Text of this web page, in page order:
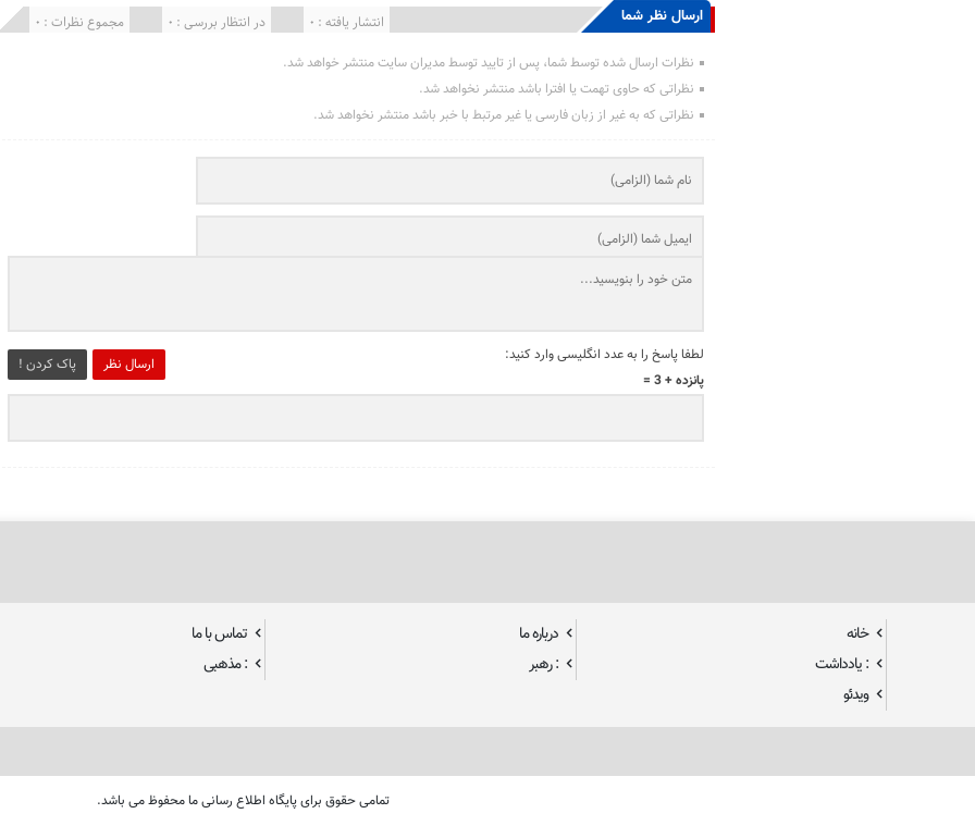
ارسال نظر شما مجموع نظرات : 0 در انتظار بررسی : 0 انتشار یافته : 0
نظرات ارسال شده توسط شما، پس از تایید توسط مدیران سایت منتشر خواهد شد.
نظراتی که حاوی تهمت یا افترا باشد منتشر نخواهد شد.
نظراتی که به غیر از زبان فارسی یا غیر مرتبط با خبر باشد منتشر نخواهد شد.
ارسال نظر پاک کردن !
لطفا پاسخ را به عدد انگلیسی وارد کنید:
پانزده + 3 =
خانه درباره ما
تماس با ما
: یادداشت
: رهبر
: مذهبی
ویدئو
تمامی حقوق برای پایگاه اطلاع رسانی ما محفوظ می باشد.